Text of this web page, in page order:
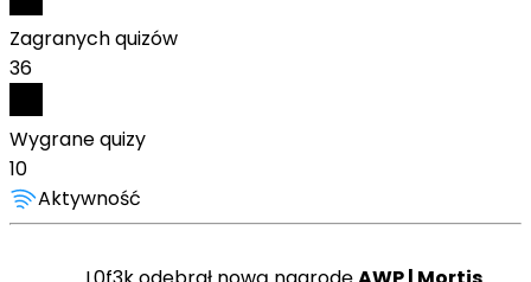
Zagranych quizów
36
Wygrane quizy
10
Aktywność